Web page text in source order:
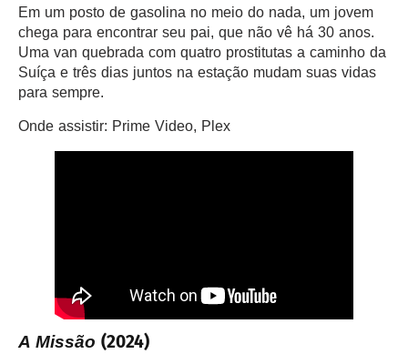
Em um posto de gasolina no meio do nada, um jovem
chega para encontrar seu pai, que não vê há 30 anos.
Uma van quebrada com quatro prostitutas a caminho da
Suíça e três dias juntos na estação mudam suas vidas
para sempre.
Onde assistir: Prime Video, Plex
A Missão (2024)